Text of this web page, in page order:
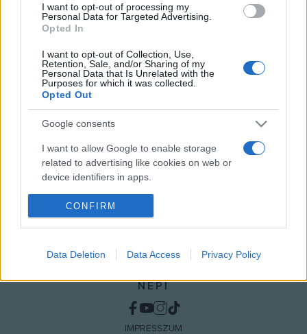
I want to opt-out of processing my
Personal Data for Targeted Advertising.
Opted In
I want to opt-out of Collection, Use,
Retention, Sale, and/or Sharing of my
Personal Data that Is Unrelated with the
Purposes for which it was collected.
Opted Out
Google consents
I want to allow Google to enable storage
related to advertising like cookies on web or
device identifiers in apps.
I want to allow my user data to be sent to
Google for online advertising purposes.
I want to allow Google to send me
personalized advertising.
I want to allow Google to enable storage
related to analytics like cookies on web or
CONFIRM
Data Deletion Data Access Privacy Policy
típusokban.
NÉPI
IMPRESSZUM